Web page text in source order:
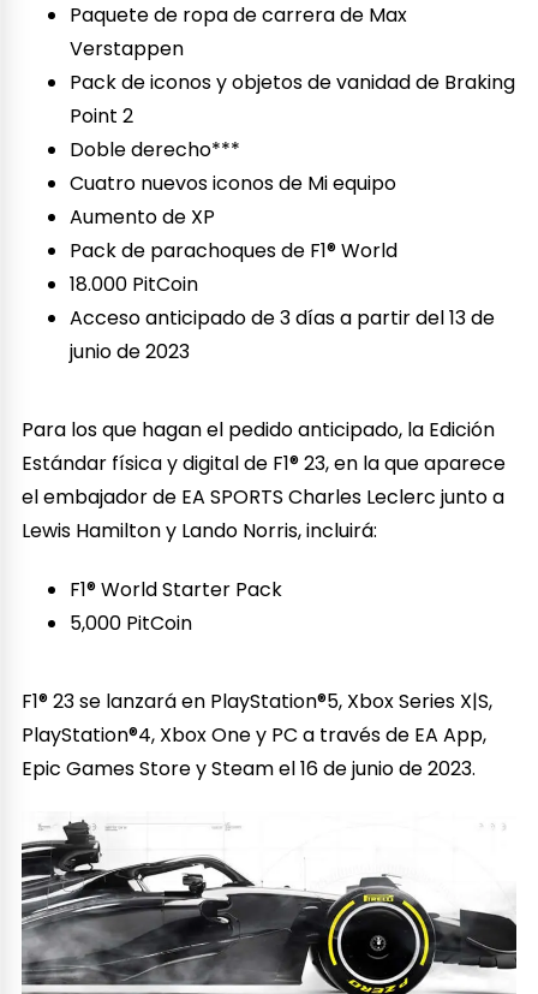
Paquete de ropa de carrera de Max
Verstappen
Pack de iconos y objetos de vanidad de Braking
Point 2
Doble derecho***
Cuatro nuevos iconos de Mi equipo
Aumento de XP
Pack de parachoques de F1® World
18.000 PitCoin
Acceso anticipado de 3 días a partir del 13 de
junio de 2023
Para los que hagan el pedido anticipado, la Edición
Estándar física y digital de F1® 23, en la que aparece
el embajador de EA SPORTS Charles Leclerc junto a
Lewis Hamilton y Lando Norris, incluirá:
F1® World Starter Pack
5,000 PitCoin
F1® 23 se lanzará en PlayStation®5, Xbox Series X|S,
PlayStation®4, Xbox One y PC a través de EA App,
Epic Games Store y Steam el 16 de junio de 2023.